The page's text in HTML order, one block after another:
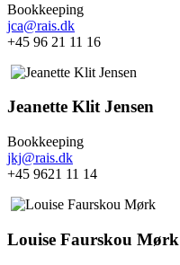
Bookkeeping
jca@rais.dk
+45 96 21 11 16
Jeanette Klit Jensen
Bookkeeping
jkj@rais.dk
+45 9621 11 14
Louise Faurskou Mørk